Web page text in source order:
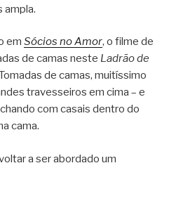
ampla.
em Sócios no Amor, o filme de
de camas neste Ladrão de
de camas, muitíssimo
travesseiros em cima – e
com casais dentro do
cama.
a ser abordado um